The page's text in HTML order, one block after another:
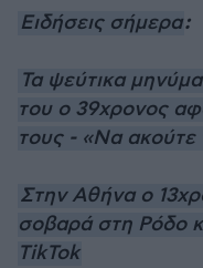
Ειδήσεις σήμερα:
Τα ψεύτικα
του ο 39χρονος
τους - «Να ακούτε
Στην Αθήνα ο
σοβαρά στη Ρόδο
TikTok